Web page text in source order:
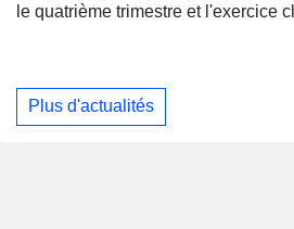
le quatrième trimestre et l'exercice
Plus d'actualités